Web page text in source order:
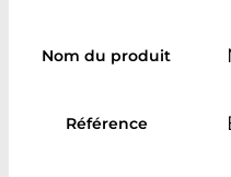
Nom du produit
Référence